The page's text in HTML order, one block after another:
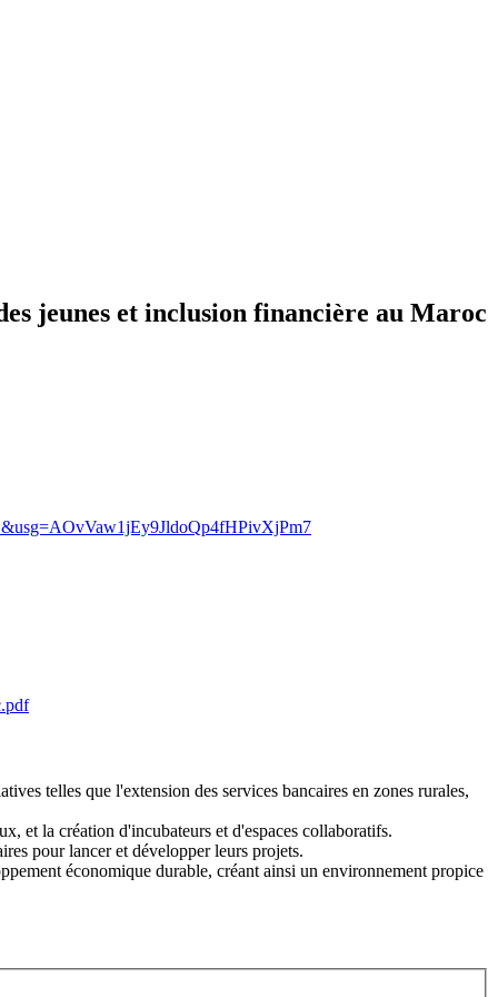
jeunes et inclusion financière au Maroc
telles que l'extension des services bancaires en zones rurales,
et la création d'incubateurs et d'espaces collaboratifs.
pour lancer et développer leurs projets.
économique durable, créant ainsi un environnement propice